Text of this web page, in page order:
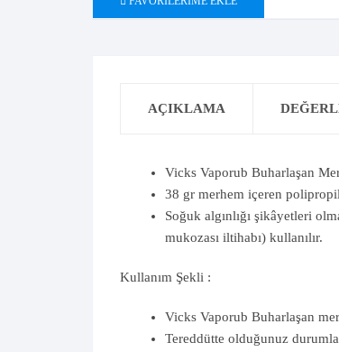
AÇIKLAMA
Vicks Vaporub Buharlaşan
38 gr merhem içeren
Soğuk algınlığı şikâyetleri
mukozası iltihabı) kullanılır.
Kullanım Şekli :
Vicks Vaporub Buharlaşan
Tereddütte olduğunuz